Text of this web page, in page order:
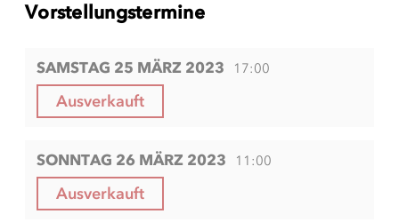
Vorstellungstermine
SAMSTAG 25 MÄRZ 2023 17:00
Ausverkauft
SONNTAG 26 MÄRZ 2023 11:00
Ausverkauft